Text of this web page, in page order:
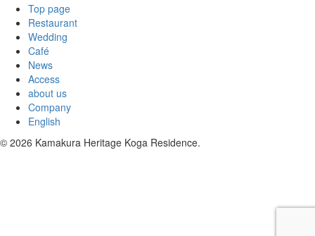
Top page
Restaurant
Wedding
Café
News
Access
about us
Company
English
© 2026 Kamakura Heritage Koga Residence.